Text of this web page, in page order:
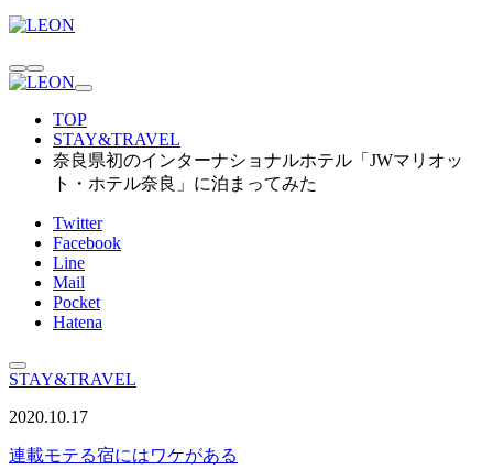
TOP
STAY&TRAVEL
奈良県初のインターナショナルホテル「JWマリオッ
ト・ホテル奈良」に泊まってみた
Twitter
Facebook
Line
Mail
Pocket
Hatena
STAY&TRAVEL
2020.10.17
連載モテる宿にはワケがある